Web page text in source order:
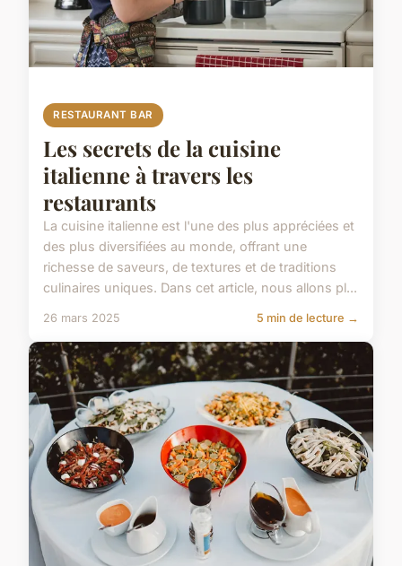
RESTAURANT BAR
Les secrets de la cuisine
italienne à travers les
restaurants
La cuisine italienne est l'une des plus appréciées et
des plus diversifiées au monde, offrant une
richesse de saveurs, de textures et de traditions
culinaires uniques. Dans cet article, nous allons pl...
26 mars 2025 5 min de lecture →